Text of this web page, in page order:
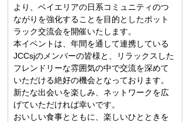
より、ベイエリアの日系コミュニティのつ
ながりを強化することを目的としたポット
ラック交流会を開催いたします。
本イベントは、年間を通して連携している
JCCsjのメンバーの皆様と、リラックスした
フレンドリーな雰囲気の中で交流を深めて
いただける絶好の機会となっております。
新たな出会いを楽しみ、ネットワークを広
げていただければ幸いです。
おいしい食事とともに、楽しいひとときを